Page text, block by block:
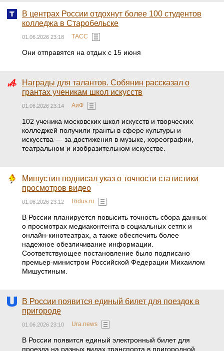
В центрах России отдохнут более 100 студентов
колледжа в Старобельске
01.06.2026 23:18 ТАСС
Они отправятся на отдых с 15 июня
Награды для талантов. Собянин рассказал о
грантах ученикам школ искусств
01.06.2026 23:14 АиФ
102 ученика московских школ искусств и творческих
колледжей получили гранты в сфере культуры и
искусства — за достижения в музыке, хореографии,
театральном и изобразительном искусстве.
Мишустин подписал указ о точности статистики
просмотров видео
01.06.2026 23:12 Ridus.ru
В России планируется повысить точность сбора данных
о просмотрах медиаконтента в социальных сетях и
онлайн-кинотеатрах, а также обеспечить более
надежное обезличивание информации.
Соответствующее постановление было подписано
премьер-министром Российской Федерации Михаилом
Мишустиным.
В России появится единый билет для поездок в
пригороде
01.06.2026 23:10 Ura.news
В России появится единый электронный билет для
проезда на разных видах транспорта в пригородной